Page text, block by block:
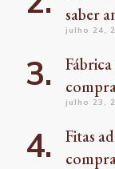
saber
julho 24,
julho 23,
Fitas